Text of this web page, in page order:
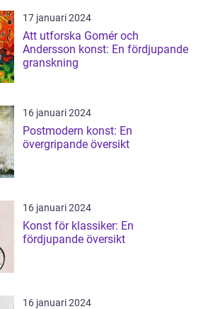
17 januari 2024
Att utforska Gomér och
Andersson konst: En fördjupande
granskning
16 januari 2024
Postmodern konst: En
övergripande översikt
16 januari 2024
Konst för klassiker: En
fördjupande översikt
16 januari 2024